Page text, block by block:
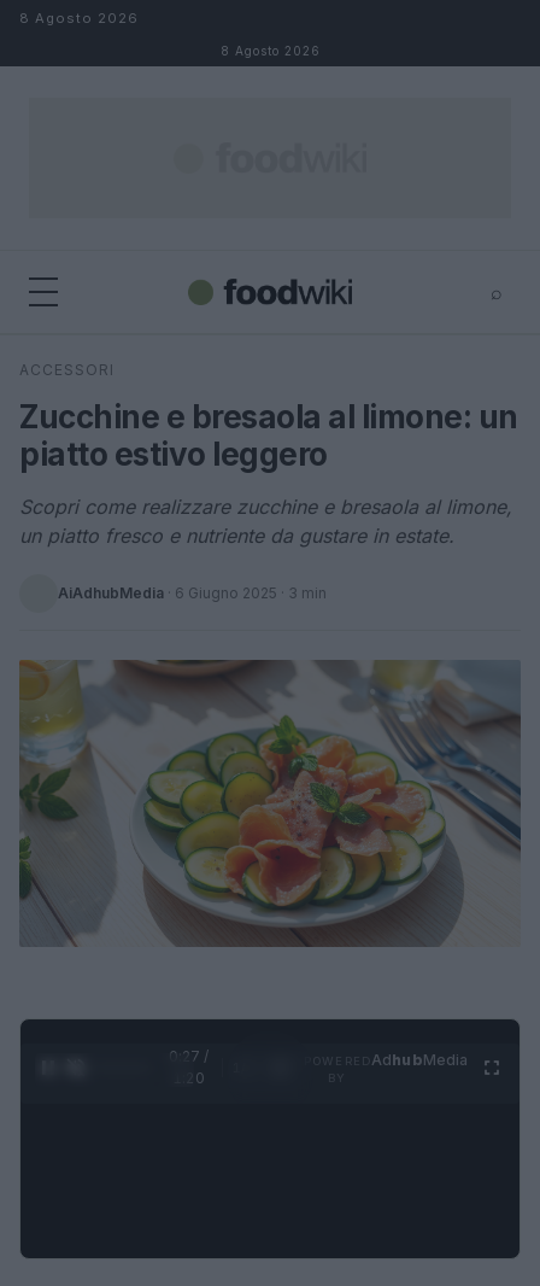
Salta al contenuto
8 Agosto 2026
8 Agosto 2026
⌕
Cerca
ACCESSORI
Zucchine e bresaola al limone: un
piatto estivo leggero
Scopri come realizzare zucchine e bresaola al limone,
un piatto fresco e nutriente da gustare in estate.
AiAdhubMedia · 6 Giugno 2025 · 3 min
0:28 /
1:20
AdhubMedia